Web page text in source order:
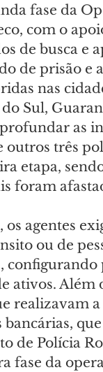
fase da
com o
de busca e
de prisão e
nas
Sul,
as
outros três
etapa,
foram
os agentes
ou de
ativos. Além
realizavam
bancárias,
de Polícia
fase da